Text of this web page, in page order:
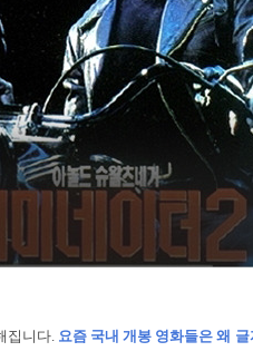
집니다. 요즘 국내 개봉 영화들은 왜